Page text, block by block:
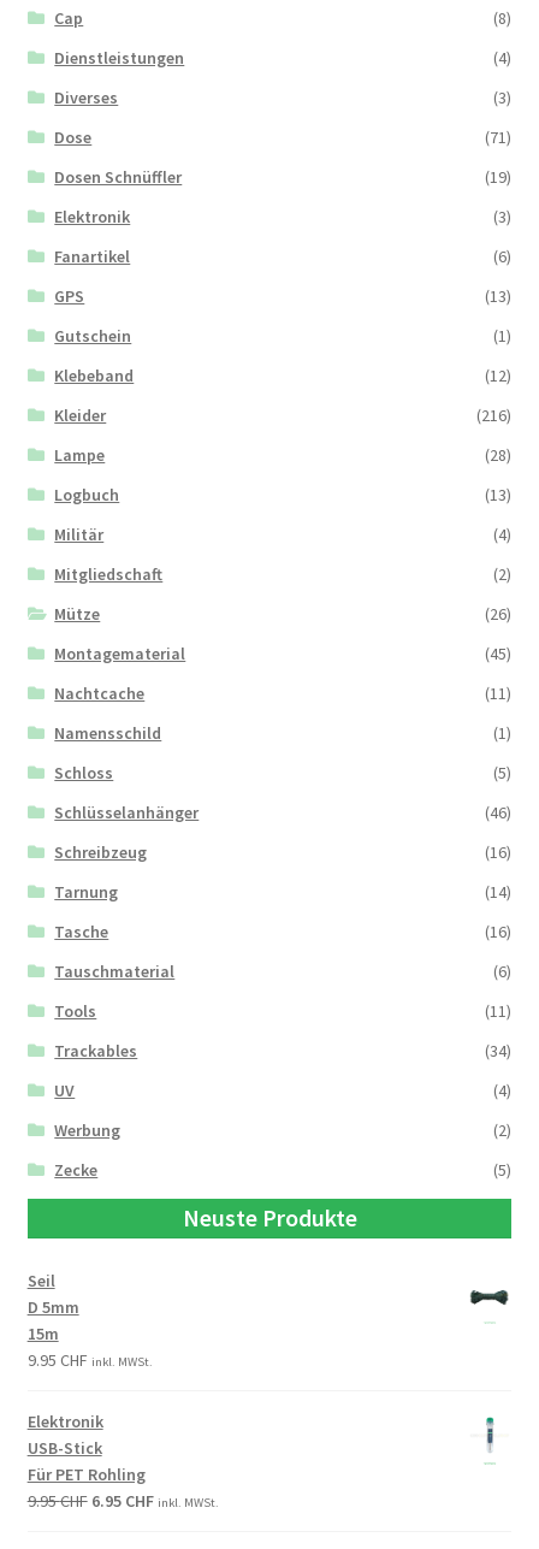
Cap
(8)
Dienstleistungen
(4)
Diverses
(3)
Dose
(71)
Dosen Schnüffler
(19)
Elektronik
(3)
Fanartikel
(6)
GPS
(13)
Gutschein
(1)
Klebeband
(12)
Kleider
(216)
Lampe
(28)
Logbuch
(13)
Militär
(4)
Mitgliedschaft
(2)
Mütze
(26)
Montagematerial
(45)
Nachtcache
(11)
Namensschild
(1)
Schloss
(5)
Schlüsselanhänger
(46)
Schreibzeug
(16)
Tarnung
(14)
Tasche
(16)
Tauschmaterial
(6)
Tools
(11)
Trackables
(34)
UV
(4)
Werbung
(2)
Zecke
(5)
Neuste Produkte
Seil
D 5mm
15m
9.95 CHF inkl. MWSt.
Elektronik
USB-Stick
Für PET Rohling
9.95CHF 6.95 CHF inkl. MWSt.